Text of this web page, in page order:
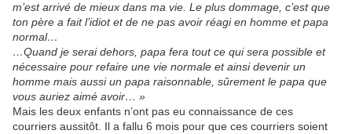
m’est arrivé de mieux dans ma vie. Le plus dommage, c’est que
ton père a fait l’idiot et de ne pas avoir réagi en homme et papa
normal…
…Quand je serai dehors, papa fera tout ce qui sera possible et
nécessaire pour refaire une vie normale et ainsi devenir un
homme mais aussi un papa raisonnable, sûrement le papa que
vous auriez aimé avoir… »
Mais les deux enfants n’ont pas eu connaissance de ces
courriers aussitôt. Il a fallu 6 mois pour que ces courriers soient